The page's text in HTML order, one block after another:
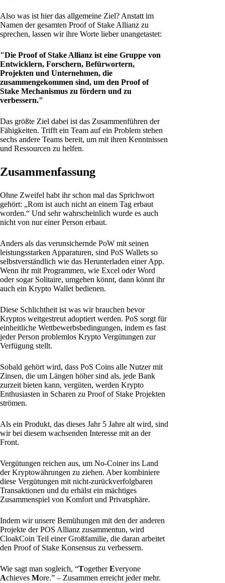
Also was ist hier das allgemeine Ziel? Anstatt im
Namen der gesamten Proof of Stake Allianz zu
sprechen, lassen wir ihre Worte lieber unangetastet:
"Die Proof of Stake Allianz ist eine Gruppe von
Entwicklern, Forschern, Befürwortern,
Projekten und Unternehmen, die
zusammengekommen sind, um den Proof of
Stake Mechanismus zu fördern und zu
verbessern."
Das größte Ziel dabei ist das Zusammenführen der
Fähigkeiten. Trifft ein Team auf ein Problem stehen
sechs andere Teams bereit, um mit ihren Kenntnissen
und Ressourcen zu helfen.
Zusammenfassung
Ohne Zweifel habt ihr schon mal das Sprichwort
gehört: „Rom ist auch nicht an einem Tag erbaut
worden.“ Und sehr wahrscheinlich wurde es auch
nicht von nur einer Person erbaut.
Anders als das verunsichernde PoW mit seinen
leistungsstarken Apparaturen, sind PoS Wallets so
selbstverständlich wie das Herunterladen einer App.
Wenn ihr mit Programmen, wie Excel oder Word
oder sogar Solitaire, umgehen könnt, dann könnt ihr
auch ein Krypto Wallet bedienen.
Diese Schlichtheit ist was wir brauchen bevor
Kryptos weitgestreut adoptiert werden. PoS sorgt für
einheitliche Wettbewerbsbedingungen, indem es fast
jeder Person problemlos Krypto Vergütungen zur
Verfügung stellt.
Sobald gehört wird, dass PoS Coins alle Nutzer mit
Zinsen, die um Längen höher sind als, jede Bank
zurzeit bieten kann, vergüten, werden Krypto
Enthusiasten in Scharen zu Proof of Stake Projekten
strömen.
Als ein Produkt, das dieses Jahr 5 Jahre alt wird, sind
wir bei diesem wachsenden Interesse mit an der
Front.
Vergütungen reichen aus, um No-Coiner ins Land
der Kryptowährungen zu ziehen. Aber kombiniere
diese Vergütungen mit nicht-zurückverfolgbaren
Transaktionen und du erhälst ein mächtiges
Zusammenspiel von Komfort und Privatsphäre.
Indem wir unsere Bemühungen mit den der anderen
Projekte der POS Allianz zusammentun, wird
CloakCoin Teil einer Großfamilie, die daran arbeitet
den Proof of Stake Konsensus zu verbessern.
Wie sagt man sogleich, “TogetherEveryone
Achieves More.” – Zusammen erreicht jeder mehr.